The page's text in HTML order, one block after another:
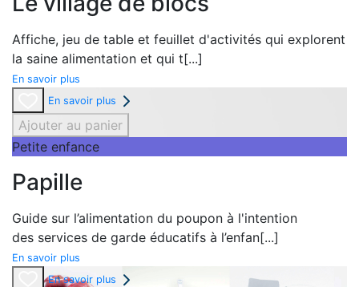
Affiche, jeu de table et feuillet d'activités qui explorent
la saine alimentation et qui t[...]
En savoir plus
En savoir plus
Ajouter au panier
Petite enfance
Papille
Guide sur l’alimentation du poupon à l'intention
des services de garde éducatifs à l’enfan[...]
En savoir plus
En savoir plus